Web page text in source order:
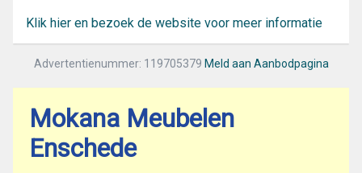
Klik hier en bezoek de website voor meer informatie
Advertentienummer: 119705379 Meld aan Aanbodpagina
Mokana Meubelen
Enschede